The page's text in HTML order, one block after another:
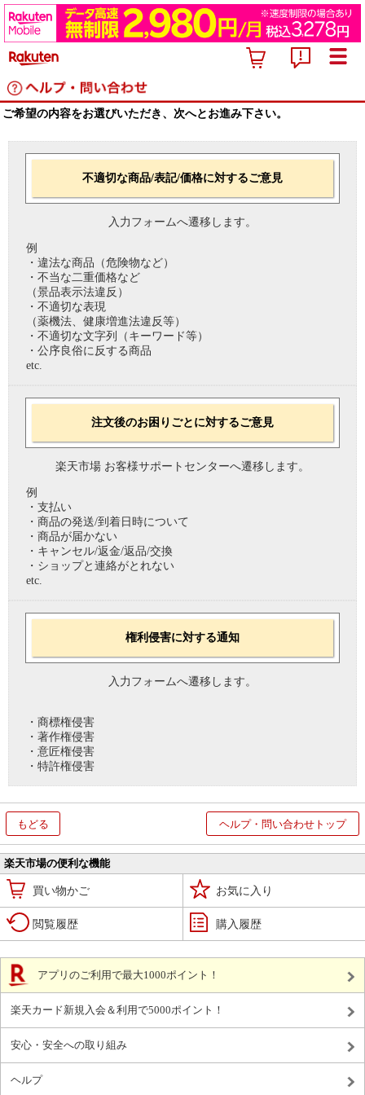
ご希望の内容をお選びいただき、次へとお進み下さい。
不適切な商品/表記/価格に対するご意見
入力フォームへ遷移します。
例
・違法な商品（危険物など）
・不当な二重価格など
（景品表示法違反）
・不適切な表現
（薬機法、健康増進法違反等）
・不適切な文字列（キーワード等）
・公序良俗に反する商品
etc.
注文後のお困りごとに対するご意見
楽天市場 お客様サポートセンターへ遷移します。
例
・支払い
・商品の発送/到着日時について
・商品が届かない
・キャンセル/返金/返品/交換
・ショップと連絡がとれない
etc.
権利侵害に対する通知
入力フォームへ遷移します。
・商標権侵害
・著作権侵害
・意匠権侵害
・特許権侵害
もどる ヘルプ・問い合わせトップ
楽天市場の便利な機能
買い物かご お気に入り
閲覧履歴 購入履歴
アプリのご利用で最大1000ポイント！
楽天カード新規入会＆利用で5000ポイント！
安心・安全への取り組み
ヘルプ